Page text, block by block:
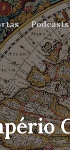
Podcasts